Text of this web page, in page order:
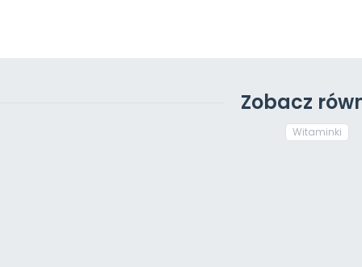
Zobacz
Witaminki